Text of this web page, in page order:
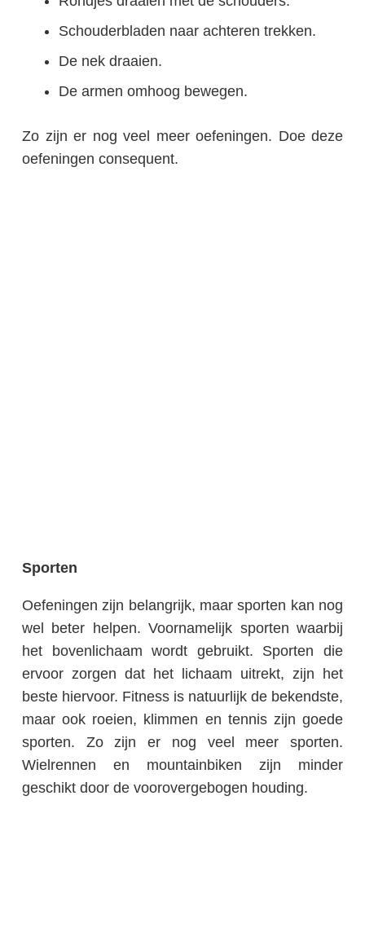
Schouderbladen naar achteren trekken.
De nek draaien.
De armen omhoog bewegen.
Zo zijn er nog veel meer oefeningen. Doe deze
oefeningen consequent.
Sporten
Oefeningen zijn belangrijk, maar sporten kan nog
wel beter helpen. Voornamelijk sporten waarbij
het bovenlichaam wordt gebruikt. Sporten die
ervoor zorgen dat het lichaam uitrekt, zijn het
beste hiervoor. Fitness is natuurlijk de bekendste,
maar ook roeien, klimmen en tennis zijn goede
sporten. Zo zijn er nog veel meer sporten.
Wielrennen en mountainbiken zijn minder
geschikt door de voorovergebogen houding.